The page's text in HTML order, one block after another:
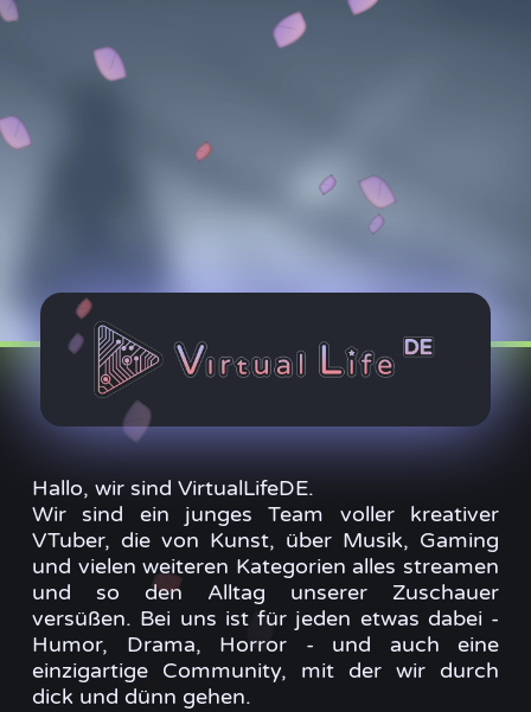
Hallo, wir sind VirtualLifeDE.
Wir sind ein junges Team voller kreativer
VTuber, die von Kunst, über Musik, Gaming
und vielen weiteren Kategorien alles streamen
und so den Alltag unserer Zuschauer
versüßen. Bei uns ist für jeden etwas dabei -
Humor, Drama, Horror - und auch eine
einzigartige Community, mit der wir durch
dick und dünn gehen.